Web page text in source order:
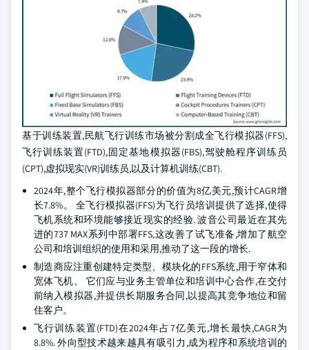
基于训练装置,民航飞行训练市场被分割成全飞行模拟器(FFS),
飞行训练装置(FTD),固定基地模拟器(FBS),驾驶舱程序训练员
(CPT),虚拟现实(VR)训练员,以及计算机训练(CBT).
2024年,整个飞行模拟器部分的价值为8亿美元,预计CAGR增
长7.8%。 全飞行模拟器(FFS)为飞行员培训提供了选择,使得
飞机系统和环境能够接近现实的经验. 波音公司最近在其先
进的737 MAX系列中部署FFS,这改善了试飞准备,增加了航空
公司和培训组织的使用和采用,推动了这一段的增长.
制造商应注重创建特定类型、模块化的FFS系统,用于窄体和
宽体飞机。 它们应与业务主管单位和培训中心合作,在交付
前纳入模拟器,并提供长期服务合同,以提高其竞争地位和留
住客户。
飞行训练装置(FTD)在2024年占7亿美元,增长最快,CAGR为
8.8%. 外向型技术越来越具有吸引力,成为程序和系统培训的